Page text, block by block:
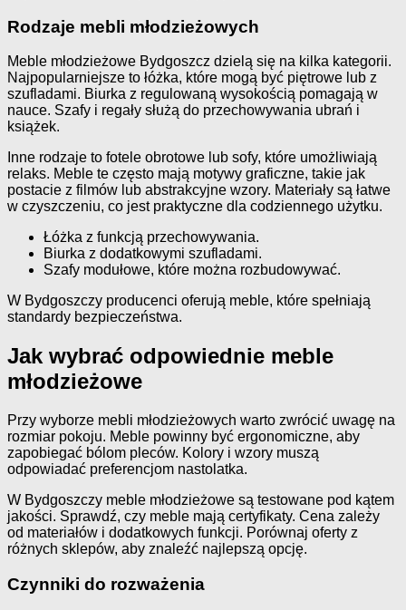
Rodzaje mebli młodzieżowych
Meble młodzieżowe Bydgoszcz dzielą się na kilka kategorii.
Najpopularniejsze to łóżka, które mogą być piętrowe lub z
szufladami. Biurka z regulowaną wysokością pomagają w
nauce. Szafy i regały służą do przechowywania ubrań i
książek.
Inne rodzaje to fotele obrotowe lub sofy, które umożliwiają
relaks. Meble te często mają motywy graficzne, takie jak
postacie z filmów lub abstrakcyjne wzory. Materiały są łatwe
w czyszczeniu, co jest praktyczne dla codziennego użytku.
Łóżka z funkcją przechowywania.
Biurka z dodatkowymi szufladami.
Szafy modułowe, które można rozbudowywać.
W Bydgoszczy producenci oferują meble, które spełniają
standardy bezpieczeństwa.
Jak wybrać odpowiednie meble
młodzieżowe
Przy wyborze mebli młodzieżowych warto zwrócić uwagę na
rozmiar pokoju. Meble powinny być ergonomiczne, aby
zapobiegać bólom pleców. Kolory i wzory muszą
odpowiadać preferencjom nastolatka.
W Bydgoszczy meble młodzieżowe są testowane pod kątem
jakości. Sprawdź, czy meble mają certyfikaty. Cena zależy
od materiałów i dodatkowych funkcji. Porównaj oferty z
różnych sklepów, aby znaleźć najlepszą opcję.
Czynniki do rozważenia